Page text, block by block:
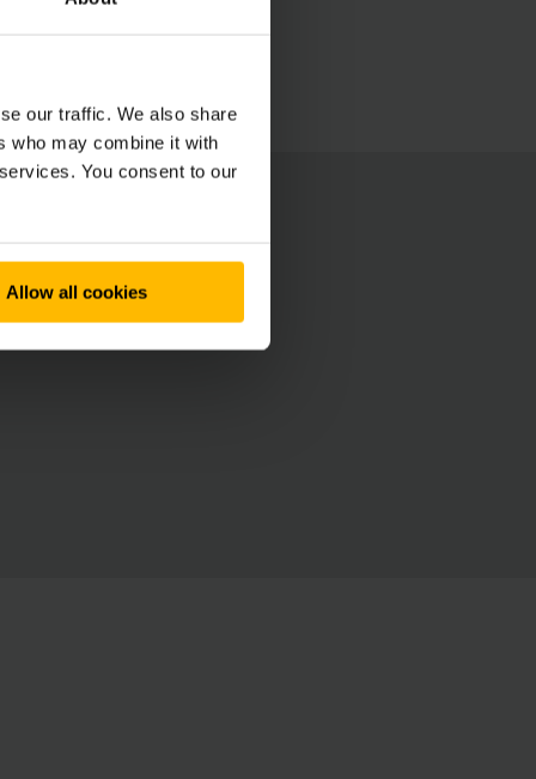
our traffic. We also share
who may combine it with
You consent to our
Allow all cookies